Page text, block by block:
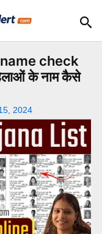
check
के नाम कैसे
2024